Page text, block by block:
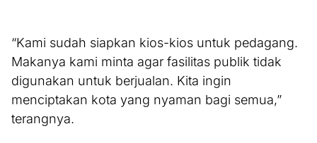
“Kami sudah siapkan kios-kios untuk pedagang.
Makanya kami minta agar fasilitas publik tidak
digunakan untuk berjualan. Kita ingin
menciptakan kota yang nyaman bagi semua,”
terangnya.